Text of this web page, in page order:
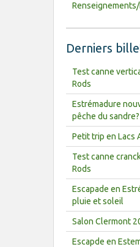
Derniers
Test canne
Rods
Estrémadure
pêche du sandre?
Petit trip en Lacs
Test canne
Rods
Escapade en
pluie et soleil
Salon Clermont
Escapde en